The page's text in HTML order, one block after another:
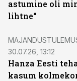
astumine oli
lihtne“
30.07.26, 13:12
Hanza Eesti
kasum